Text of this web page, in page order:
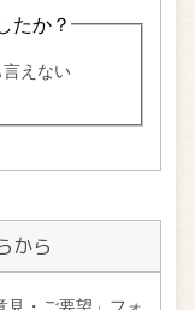
から
見・ご要望」フォ